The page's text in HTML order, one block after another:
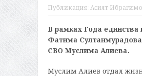
Публикация: Асият
В рамках Года единства
Фатима
СВО Муслима Алиева.
Муслим Алиев отдал